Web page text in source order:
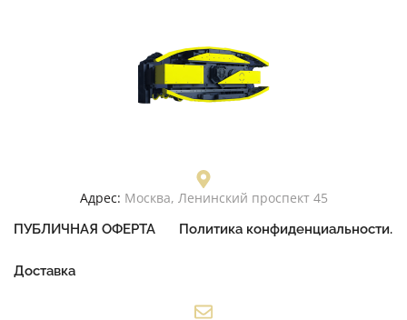
Адрес: Москва, Ленинский проспект 45
ПУБЛИЧНАЯ ОФЕРТА Политика конфиденциальности.
Доставка